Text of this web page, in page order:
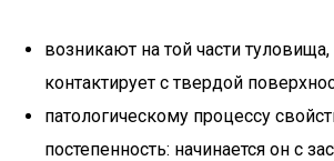
возникают на той части туловища,
контактирует с твердой
патологическому процессу
постепенность: начинается он с